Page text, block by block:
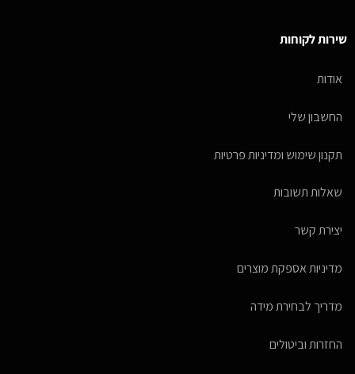
שירות לקוחות
אודות
החשבון שלי
תקנון שימוש ומדיניות פרטיות
שאלות תשובות
יצירת קשר
מדיניות אספקת מוצרים
מדריך לבחירת מידה
החזרות וביטולים